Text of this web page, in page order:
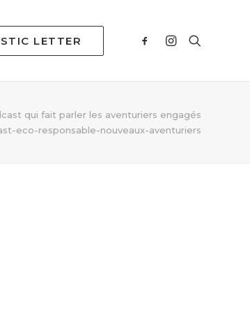
LETTER
qui fait parler les aventuriers engagés
eco-responsable-nouveaux-aventuriers